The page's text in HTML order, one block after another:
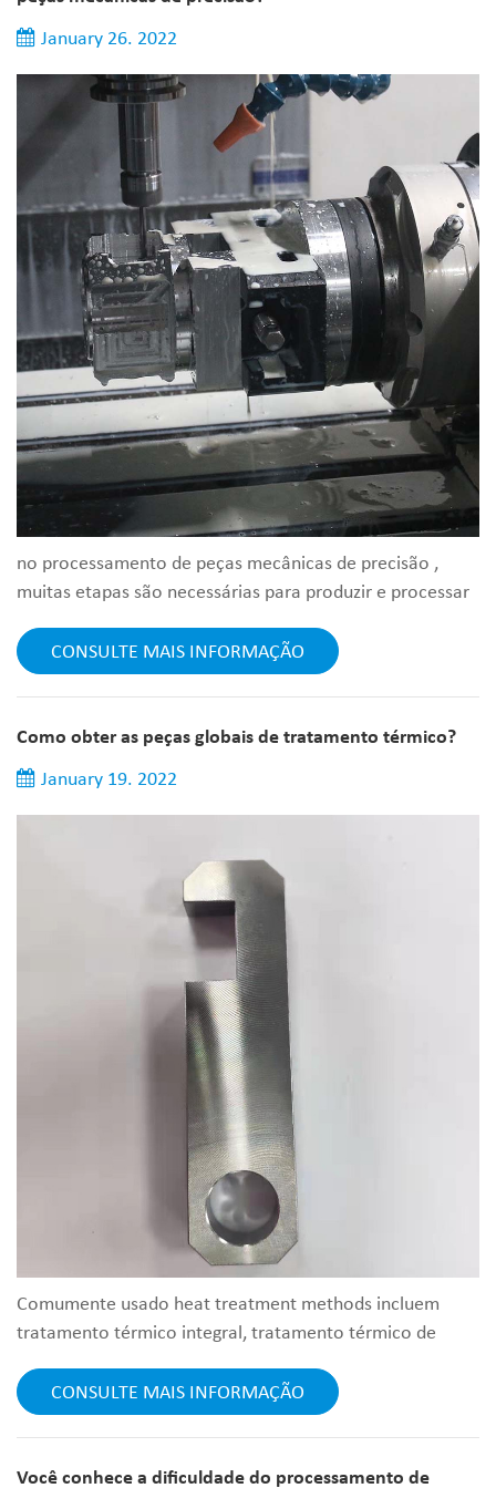
January 26. 2022
no processamento de peças mecânicas de precisão ,
muitas etapas são necessárias para produzir e processar
processamento de peças mecânicas simples, pode haver
apenas três ou quatro etapas, e as complexas podem
levar até dez etapas. determinamos as etapas de
processamento de acordo com a tecnologia de
processamento de peças mecânicas. uma fábr...
CONSULTE MAIS INFORMAÇÃO
Como obter as peças globais de tratamento térmico?
January 19. 2022
Comumente usado heat treatment methods incluem
tratamento térmico integral, tratamento térmico de
tratamento térmico geral são os "quatro fogos" que as
pessoas costumam ouvir na fábrica, que se refere aos
quatro fogos mais usados métodos de tratamento
térmico : recozimento, normalização, têmpera e
CONSULTE MAIS INFORMAÇÃO
Você conhece a dificuldade do processamento de